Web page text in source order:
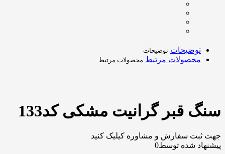
توضیحات توضیحات
محصولات مرتبط محصولات مرتبط
سنگ قبر گرانیت مشکی کد133
جهت ثبت سفارش و مشاوره کیلیک کنید
پیشنهاد شده توسط0